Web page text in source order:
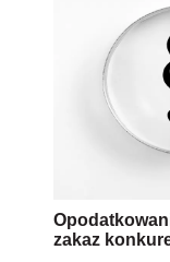
zakaz